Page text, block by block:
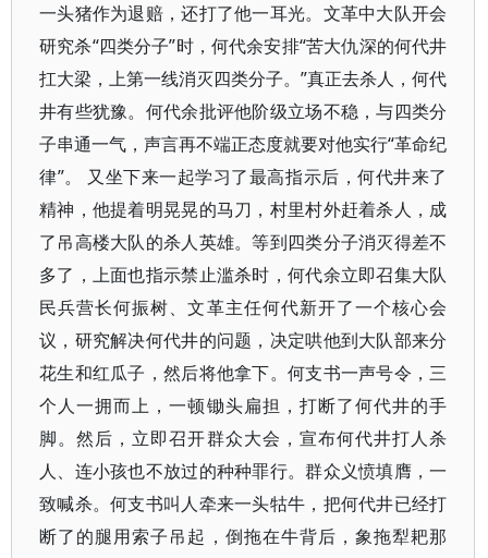
一头猪作为退赔，还打了他一耳光。文革中大队开会
研究杀“四类分子”时，何代余安排“苦大仇深的何代井
扛大梁，上第一线消灭四类分子。”真正去杀人，何代
井有些犹豫。何代余批评他阶级立场不稳，与四类分
子串通一气，声言再不端正态度就要对他实行“革命纪
律”。 又坐下来一起学习了最高指示后，何代井来了
精神，他提着明晃晃的马刀，村里村外赶着杀人，成
了吊高楼大队的杀人英雄。等到四类分子消灭得差不
多了，上面也指示禁止滥杀时，何代余立即召集大队
民兵营长何振树、文革主任何代新开了一个核心会
议，研究解决何代井的问题，决定哄他到大队部来分
花生和红瓜子，然后将他拿下。何支书一声号令，三
个人一拥而上，一顿锄头扁担，打断了何代井的手
脚。然后，立即召开群众大会，宣布何代井打人杀
人、连小孩也不放过的种种罪行。群众义愤填膺，一
致喊杀。何支书叫人牵来一头牯牛，把何代井已经打
断了的腿用索子吊起，倒拖在牛背后，象拖犁耙那